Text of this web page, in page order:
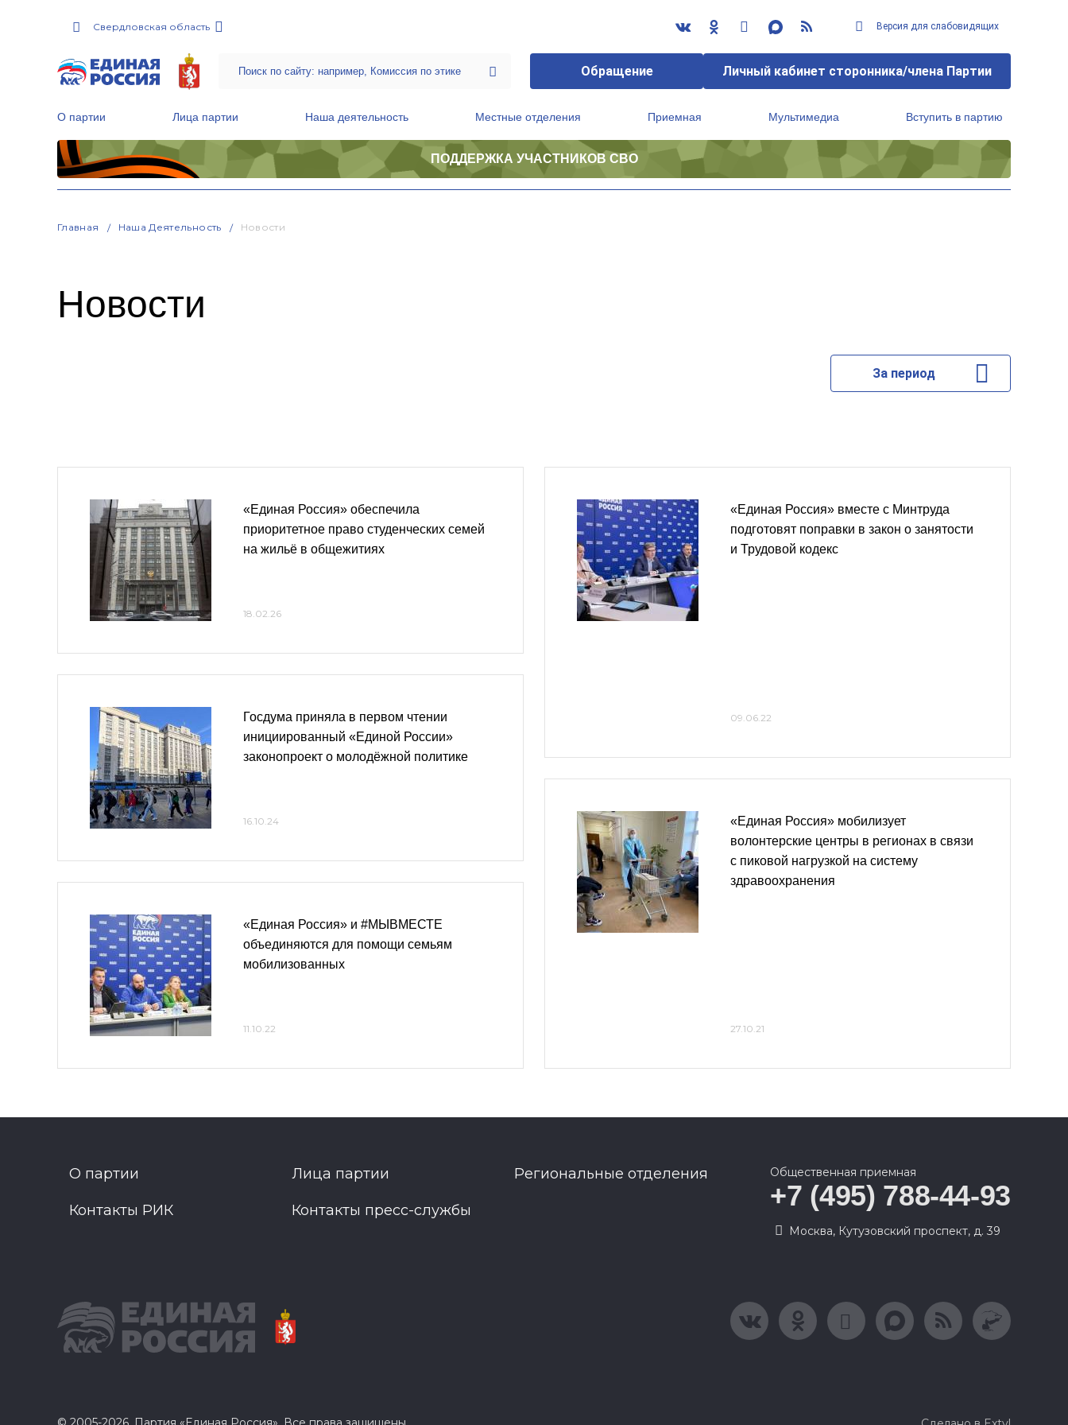
Свердловская область Версия для слабовидящих
Обращение Личный кабинет сторонника/члена Партии
О партии Лица партии Наша деятельность Местные отделения Приемная Мультимедиа Вступить в партию
ПОДДЕРЖКА УЧАСТНИКОВ СВО
Главная Наша Деятельность Новости
Новости
За период
«Единая Россия» обеспечила
приоритетное право студенческих семей
на жильё в общежитиях
18.02.26
Госдума приняла в первом чтении
инициированный «Единой России»
законопроект о молодёжной политике
16.10.24
«Единая Россия» и #МЫВМЕСТЕ
объединяются для помощи семьям
мобилизованных
11.10.22
«Единая Россия» вместе с Минтруда
подготовят поправки в закон о занятости
и Трудовой кодекс
09.06.22
«Единая Россия» мобилизует
волонтерские центры в регионах в связи
с пиковой нагрузкой на систему
здравоохранения
27.10.21
О партии Лица партии Региональные отделения
Контакты РИК Контакты пресс-службы
Общественная приемная
+7 (495) 788-44-93
Москва, Кутузовский проспект, д. 39